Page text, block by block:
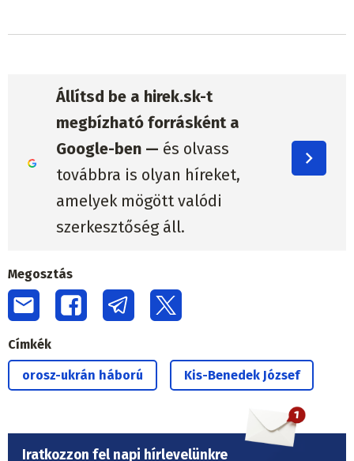
Állítsd be a hirek.sk-t
megbízható forrásként a
Google-ben — és olvass
továbbra is olyan híreket,
amelyek mögött valódi
szerkesztőség áll.
Megosztás
Címkék
orosz-ukrán háború Kis-Benedek József
Iratkozzon fel napi hírlevelünkre